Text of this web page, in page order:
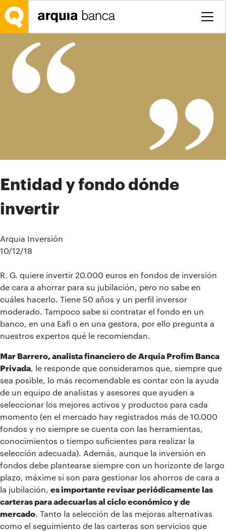
Saltar al contenido principal
Entidad y fondo dónde
invertir
Arquia Inversión
10/12/18
R. G. quiere invertir 20.000 euros en fondos de inversión
de cara a ahorrar para su jubilación, pero no sabe en
cuáles hacerlo. Tiene 50 años y un perfil inversor
moderado. Tampoco sabe si contratar el fondo en un
banco, en una Eafi o en una gestora, por ello pregunta a
nuestros expertos qué le recomiendan.
Mar Barrero, analista financiero de Arquia Profim Banca
Privada , le responde que consideramos que, siempre que
sea posible, lo más recomendable es contar con la ayuda
de un equipo de analistas y asesores que ayuden a
seleccionar los mejores activos y productos para cada
momento (en el mercado hay registrados más de 10.000
fondos y no siempre se cuenta con las herramientas,
conocimientos o tiempo suficientes para realizar la
selección adecuada). Además, aunque la inversión en
fondos debe plantearse siempre con un horizonte de largo
plazo, máxime si son para gestionar los ahorros de cara a
la jubilación, es importante revisar periódicamente las
carteras para adecuarlas al ciclo económico y de
mercado . Tanto la selección de las mejoras alternativas
como el seguimiento de las carteras son servicios que